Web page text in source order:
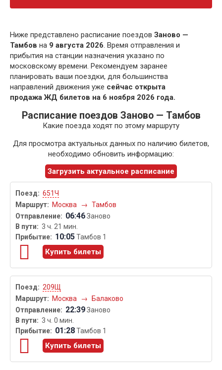
Ниже представлено расписание поездов Заново —
Тамбов на 9 августа 2026. Время отправления и
прибытия на станции назначения указано по
московскому времени. Рекомендуем заранее
планировать ваши поездки, для большинства
направлений движения уже сейчас открыта
продажа ЖД билетов на 6 ноября 2026 года.
Расписание поездов Заново — Тамбов
Какие поезда ходят по этому маршруту
Для просмотра актуальных данных по наличию билетов,
необходимо обновить информацию:
Загрузить актуальное расписание
651Ч
Москва
→ Тамбов
06:46Заново
3 ч. 21 мин.
10:05Тамбов 1
Купить билеты
209Щ
Москва
→ Балаково
22:39Заново
3 ч. 0 мин.
01:28Тамбов 1
Купить билеты